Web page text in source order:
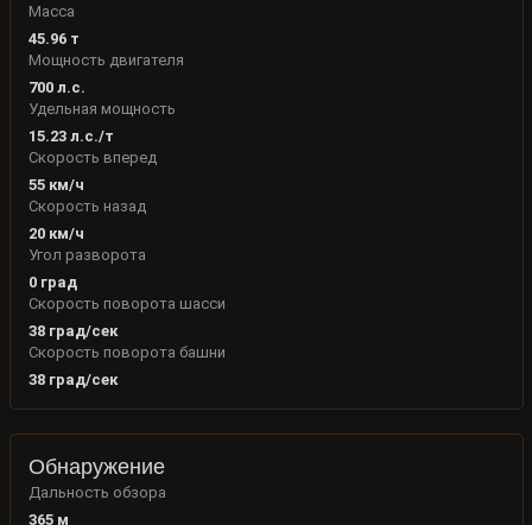
Масса
45.96т
Мощность двигателя
700л.с.
Удельная мощность
15.23л.с./т
Скорость вперед
55км/ч
Скорость назад
20км/ч
Угол разворота
0град
Скорость поворота шасси
38град/сек
Скорость поворота башни
38град/сек
Обнаружение
Дальность обзора
365м